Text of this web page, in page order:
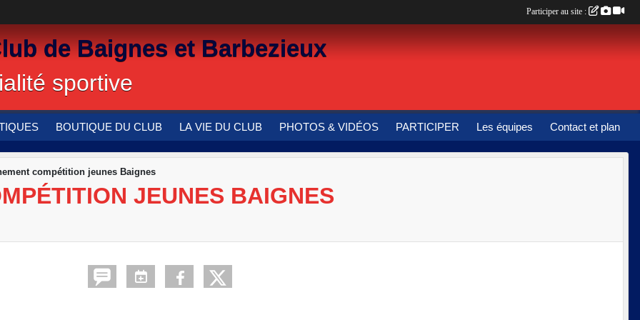
de Baignes et Barbezieux
sportive
BOUTIQUE DU CLUB LA VIE DU CLUB PHOTOS & VIDÉOS PARTICIPER Les équipes Contact et plan
compétition jeunes Baignes
JEUNES BAIGNES
Participer au site :